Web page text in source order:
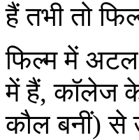
हैं तभी तो
फिल्म में अटल
में हैं, कॉलेज के
कौल बनीं) से